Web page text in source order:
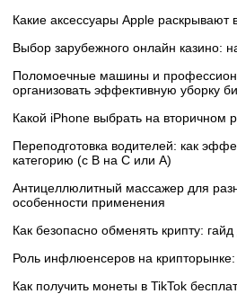
Какие аксессуары Apple раскрывают
Выбор зарубежного онлайн казино:
Поломоечные машины и
организовать эффективную уборку
Какой iPhone выбрать на вторичном
Переподготовка водителей: как
категорию (с B на C или А)
Антицеллюлитный массажер для
особенности применения
Как безопасно обменять крипту:
Роль инфлюенсеров на
Как получить монеты в TikTok